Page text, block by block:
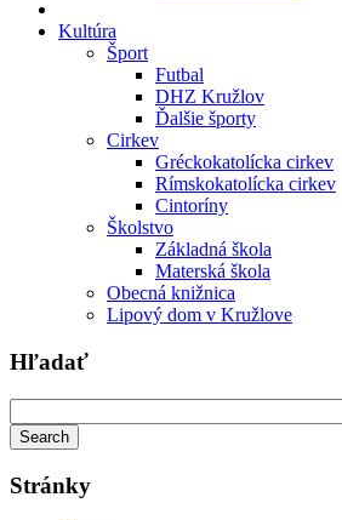
Kultúra
Šport
Futbal
DHZ Kružlov
Ďalšie športy
Cirkev
Gréckokatolícka cirkev
Rímskokatolícka cirkev
Cintoríny
Školstvo
Základná škola
Materská škola
Obecná knižnica
Lipový dom v Kružlove
Hľadať
Stránky